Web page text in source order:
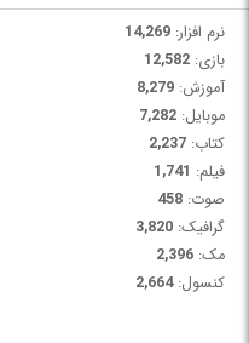
نرم افزار: 14,269
بازی: 12,582
آموزش: 8,279
موبایل: 7,282
کتاب: 2,237
فیلم: 1,741
صوت: 458
گرافیک: 3,820
مک: 2,396
کنسول:2,664